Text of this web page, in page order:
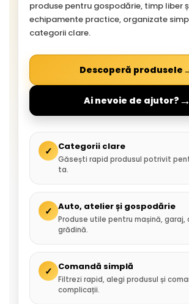
produse pentru gospodărie, timp liber
echipamente practice, organizate
categorii clare.
Descoperă produsele
Ai nevoie de ajutor? →
✓ Categorii clare
Găsești rapid produsul potrivit
ta.
✓ Auto, atelier și gospodărie
Produse utile pentru mașină, garaj,
grădină.
✓ Comandă simplă
Filtrezi rapid, alegi produsul și
complicații.